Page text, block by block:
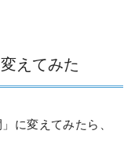
えてみた
に変えてみたら、